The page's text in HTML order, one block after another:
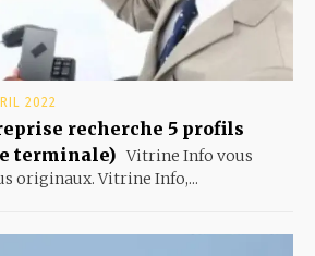
2022
recherche 5 profils
terminale) Vitrine Info vous
originaux. Vitrine Info,...